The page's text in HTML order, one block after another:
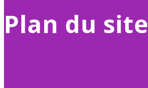
Plan du site